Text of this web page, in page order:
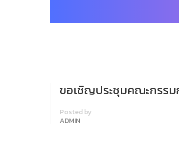
ขอเชิญประชุมคณะกรร
Posted by
ADMIN